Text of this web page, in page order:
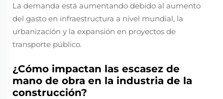
La demanda está aumentando debido al aumento
del gasto en infraestructura a nivel mundial, la
urbanización y la expansión en proyectos de
transporte público.
¿Cómo impactan las escasez de
mano de obra en la industria de la
construcción?